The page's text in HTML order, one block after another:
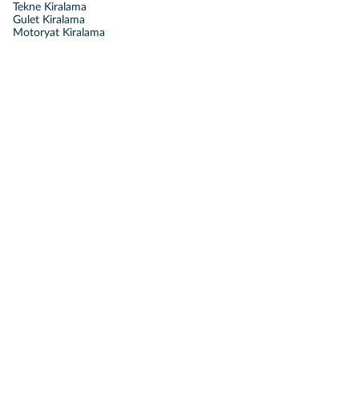
Tekne Kiralama
Gulet Kiralama
Motoryat Kiralama